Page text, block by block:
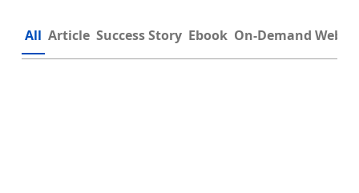
All Article Success Story Ebook On-Demand